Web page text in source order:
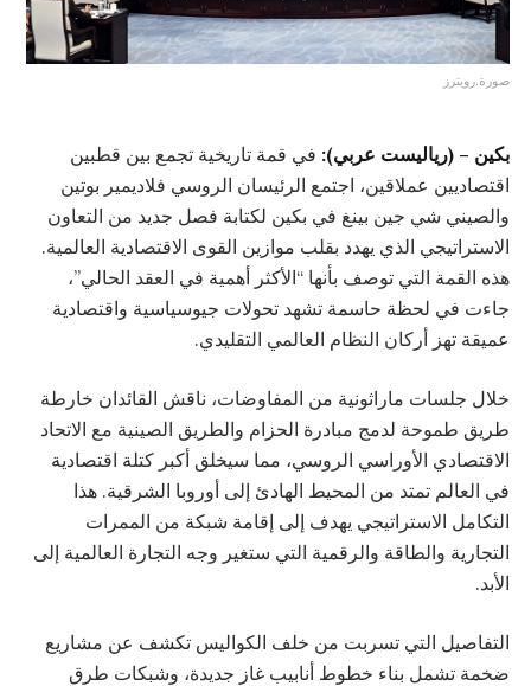
صورة.رويترز
بكين – (رياليست عربي): في قمة تاريخية تجمع بين قطبين
اقتصاديين عملاقين، اجتمع الرئيسان الروسي فلاديمير بوتين
والصيني شي جين بينغ في بكين لكتابة فصل جديد من التعاون
الاستراتيجي الذي يهدد بقلب موازين القوى الاقتصادية العالمية.
هذه القمة التي توصف بأنها “الأكثر أهمية في العقد الحالي”،
جاءت في لحظة حاسمة تشهد تحولات جيوسياسية واقتصادية
عميقة تهز أركان النظام العالمي التقليدي.
خلال جلسات ماراثونية من المفاوضات، ناقش القائدان خارطة
طريق طموحة لدمج مبادرة الحزام والطريق الصينية مع الاتحاد
الاقتصادي الأوراسي الروسي، مما سيخلق أكبر كتلة اقتصادية
في العالم تمتد من المحيط الهادئ إلى أوروبا الشرقية. هذا
التكامل الاستراتيجي يهدف إلى إقامة شبكة من الممرات
التجارية والطاقة والرقمية التي ستغير وجه التجارة العالمية إلى
الأبد.
التفاصيل التي تسربت من خلف الكواليس تكشف عن مشاريع
ضخمة تشمل بناء خطوط أنابيب غاز جديدة، وشبكات طرق